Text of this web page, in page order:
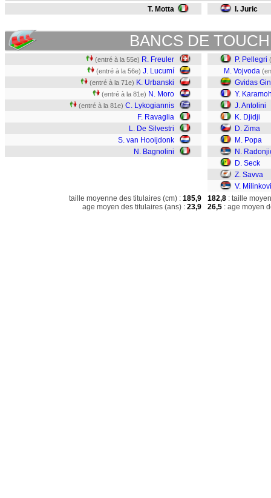
T. Motta I. Juric
BANCS DE
(entré à la 55e) R. Freuler
(entré à la 56e) J. Lucumí
(entré à la 71e) K. Urbanski
(entré à la 81e) N. Moro
(entré à la 81e) C. Lykogiannis
F. Ravaglia
L. De Silvestri
S. van Hooijdonk
N. Bagnolini
P. Pellegri
M. Vojvoda
Gvidas
Y.
J. Antolini
K. Djidji
D. Zima
M. Popa
N.
D. Seck
Z. Savva
V.
taille moyenne des titulaires (cm) : 185,9
age moyen des titulaires (ans) : 23,9
182,8 : taille
26,5 : age moyen